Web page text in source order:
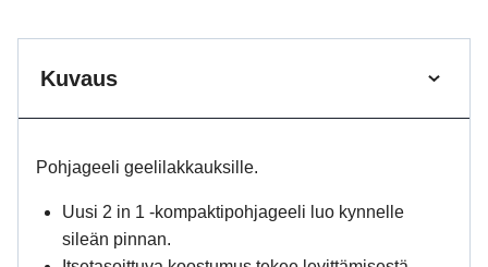
Kuvaus
Pohjageeli geelilakkauksille.
Uusi 2 in 1 -kompaktipohjageeli luo kynnelle
sileän pinnan.